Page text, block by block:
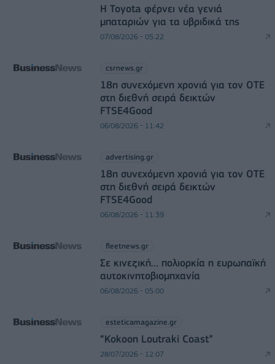
Η Toyota φέρνει νέα γενιά
μπαταριών για τα υβριδικά της
07/08/2026 - 05:22
csrnews.gr
18η συνεχόμενη χρονιά για τον ΟΤΕ
στη διεθνή σειρά δεικτών
FTSE4Good
06/08/2026 - 11:42
advertising.gr
18η συνεχόμενη χρονιά για τον ΟΤΕ
στη διεθνή σειρά δεικτών
FTSE4Good
06/08/2026 - 11:39
fleetnews.gr
Σε κινεζική… πολιορκία η ευρωπαϊκή
αυτοκινητοβιομηχανία
06/08/2026 - 05:00
esteticamagazine.gr
“Kokoon Loutraki Coast”
28/07/2026 - 12:07